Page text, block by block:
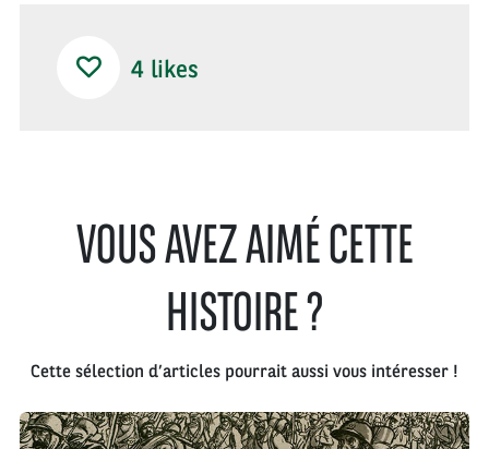
4 likes
VOUS AVEZ AIMÉ CETTE
HISTOIRE ?
Cette sélection d’articles pourrait aussi vous intéresser !